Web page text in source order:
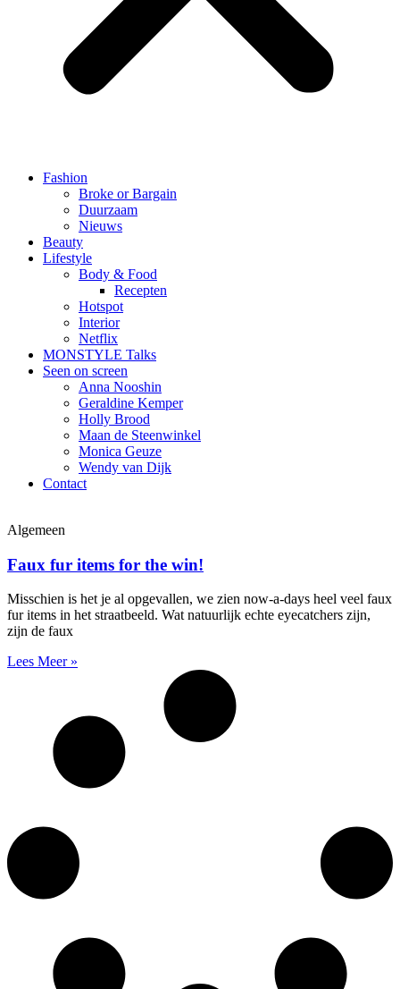
Fashion
Broke or Bargain
Duurzaam
Nieuws
Beauty
Lifestyle
Body & Food
Recepten
Hotspot
Interior
Netflix
MONSTYLE Talks
Seen on screen
Anna Nooshin
Geraldine Kemper
Holly Brood
Maan de Steenwinkel
Monica Geuze
Wendy van Dijk
Contact
Algemeen
Faux fur items for the win!
Misschien is het je al opgevallen, we zien now-a-days heel veel faux
fur items in het straatbeeld. Wat natuurlijk echte eyecatchers zijn,
zijn de faux
Lees Meer »